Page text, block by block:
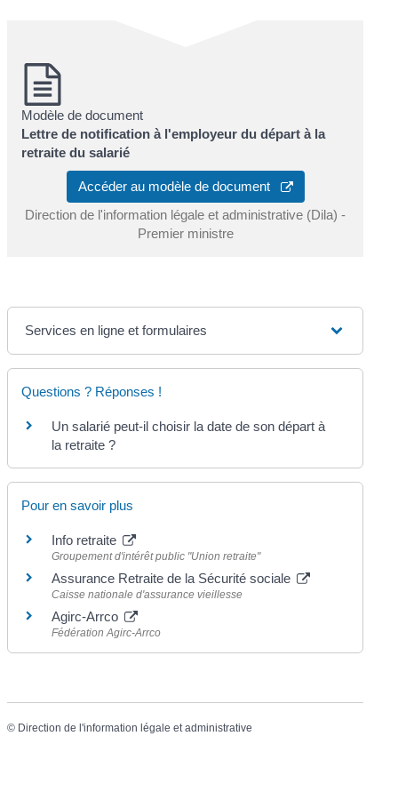
Modèle de document
Lettre de notification à l'employeur du départ à la
retraite du salarié
Accéder au modèle de document
Direction de l'information légale et administrative (Dila) -
Premier ministre
Services en ligne et formulaires
Questions ? Réponses !
Un salarié peut-il choisir la date de son départ à
la retraite ?
Pour en savoir plus
Info retraite
Groupement d'intérêt public "Union retraite"
Assurance Retraite de la Sécurité sociale
Caisse nationale d'assurance vieillesse
Agirc-Arrco
Fédération Agirc-Arrco
© Direction de l'information légale et administrative